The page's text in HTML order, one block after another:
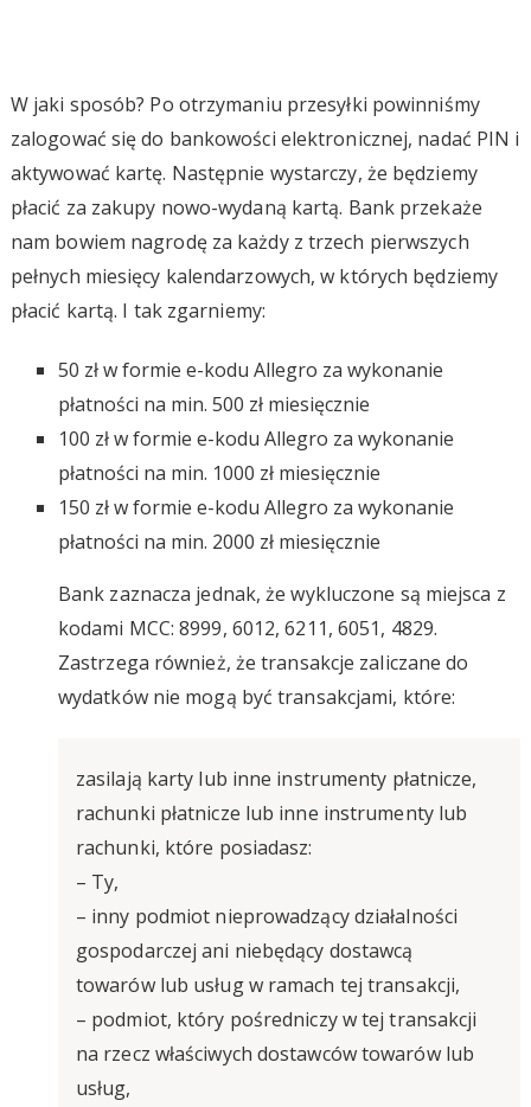
W jaki sposób? Po otrzymaniu przesyłki powinniśmy
zalogować się do bankowości elektronicznej, nadać PIN i
aktywować kartę. Następnie wystarczy, że będziemy
płacić za zakupy nowo-wydaną kartą. Bank przekaże
nam bowiem nagrodę za każdy z trzech pierwszych
pełnych miesięcy kalendarzowych, w których będziemy
płacić kartą. I tak zgarniemy:
50 zł w formie e-kodu Allegro za wykonanie
płatności na min. 500 zł miesięcznie
100 zł w formie e-kodu Allegro za wykonanie
płatności na min. 1000 zł miesięcznie
150 zł w formie e-kodu Allegro za wykonanie
płatności na min. 2000 zł miesięcznie
Bank zaznacza jednak, że wykluczone są miejsca z
kodami MCC: 8999, 6012, 6211, 6051, 4829.
Zastrzega również, że transakcje zaliczane do
wydatków nie mogą być transakcjami, które:
zasilają karty lub inne instrumenty płatnicze,
rachunki płatnicze lub inne instrumenty lub
rachunki, które posiadasz:
– Ty,
– inny podmiot nieprowadzący działalności
gospodarczej ani niebędący dostawcą
towarów lub usług w ramach tej transakcji,
– podmiot, który pośredniczy w tej transakcji
na rzecz właściwych dostawców towarów lub
usług,